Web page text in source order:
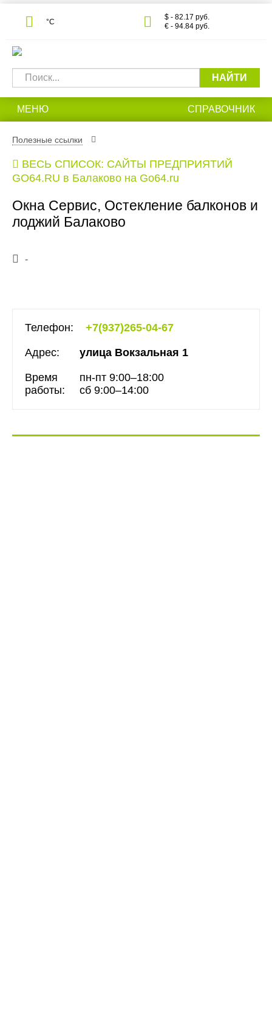
°С
$ - 82.17 руб.
€ - 94.84 руб.
НАЙТИ
МЕНЮ СПРАВОЧНИК
Полезные ссылки
ВЕСЬ СПИСОК: САЙТЫ ПРЕДПРИЯТИЙ
GO64.RU в Балаково на Go64.ru
Окна Сервис, Остекление балконов и
лоджий Балаково
-
Телефон: +7(937)265-04-67
Адрес: улица Вокзальная 1
Время
работы:
пн-пт 9:00–18:00
сб 9:00–14:00